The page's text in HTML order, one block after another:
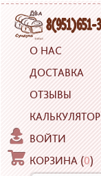
О НАС
ДОСТАВКА
ОТЗЫВЫ
КАЛЬКУЛЯТОР
ВОЙТИ
КОРЗИНА (0)